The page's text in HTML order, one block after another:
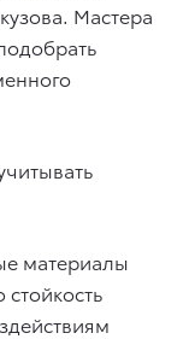
Мастера
материалы